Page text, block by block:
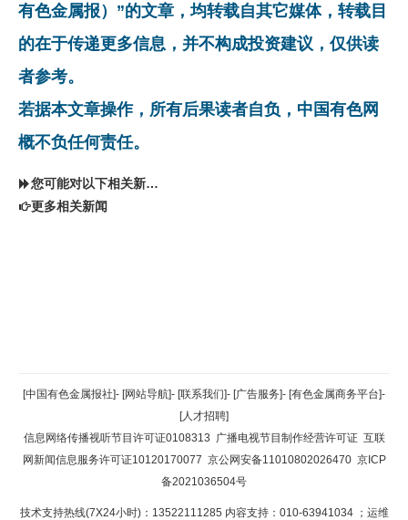
有色金属报）”的文章，均转载自其它媒体，转载目
的在于传递更多信息，并不构成投资建议，仅供读
者参考。
若据本文章操作，所有后果读者自负，中国有色网
概不负任何责任。
您可能对以下相关新闻同样感兴趣
更多相关新闻
返回顶部
返回首页
[中国有色金属报社]- [网站导航]- [联系我们]- [广告服务]- [有色金属商务平台]-
[人才招聘]
信息网络传播视听节目许可证0108313 广播电视节目制作经营许可证 互联
网新闻信息服务许可证10120170077 京公网安备11010802026470 京ICP
备2021036504号
技术支持热线(7X24小时)：13522111285 内容支持：010-63941034 ；运维